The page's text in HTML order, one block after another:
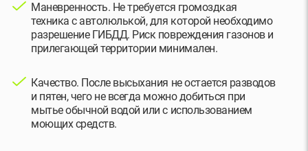
Маневренность. Не требуется громоздкая
техника с автолюлькой, для которой необходимо
разрешение ГИБДД. Риск повреждения газонов и
прилегающей территории минимален.
Качество. После высыхания не остается разводов
и пятен, чего не всегда можно добиться при
мытье обычной водой или с использованием
моющих средств.